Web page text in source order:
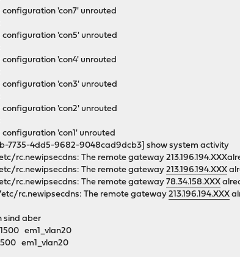
'con7' unrouted
'con5' unrouted
'con4' unrouted
'con3' unrouted
'con2' unrouted
'con1' unrouted
7735-4dd5-9682-9048cad9dcb3] show system activity
rc.newipsecdns: The remote gateway
rc.newipsecdns: The remote gateway213.196.194.XXX
rc.newipsecdns: The remote gateway78.34.158.XXX
rc.newipsecdns: The remote gateway213.196.194.XXX
sind aber
1500 em1_vlan20
em1_vlan20